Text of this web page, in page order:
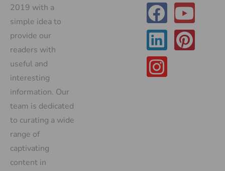
2019 with a
simple idea to
provide our
readers with
useful and
interesting
information. Our
team is dedicated
to curating a wide
range of
captivating
content in